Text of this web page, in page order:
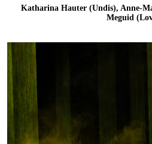
Katharina Hauter (Undis), Anne-
Meguid